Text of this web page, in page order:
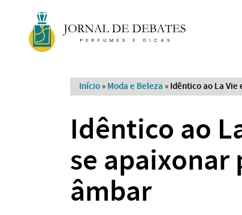
Início » Moda e Beleza » Idêntico ao La
Idêntico ao
se apaixonar
âmbar